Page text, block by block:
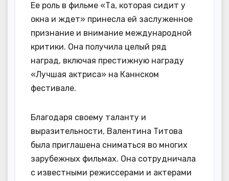
Ее роль в фильме «Та, которая сидит у
окна и ждет» принесла ей заслуженное
признание и внимание международной
критики. Она получила целый ряд
наград, включая престижную награду
«Лучшая актриса» на Каннском
фестивале.
Благодаря своему таланту и
выразительности, Валентина Титова
была приглашена сниматься во многих
зарубежных фильмах. Она сотрудничала
с известными режиссерами и актерами